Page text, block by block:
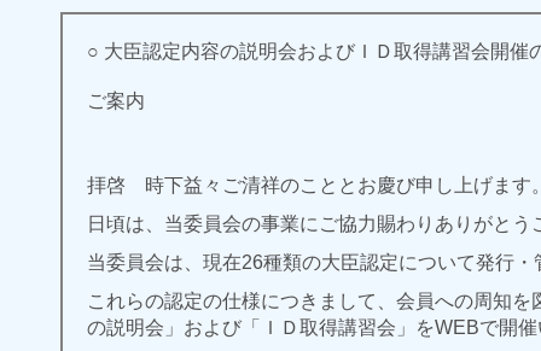
○ 大臣認定内容の説明会およびＩＤ取得講習会開催
ご案内
拝啓 時下益々ご清祥のこととお慶び申し上げます
日頃は、当委員会の事業にご協力賜わりありがとう
当委員会は、現在26種類の大臣認定について発行
これらの認定の仕様につきまして、会員への周知を
の説明会」および「ＩＤ取得講習会」をWEBで開